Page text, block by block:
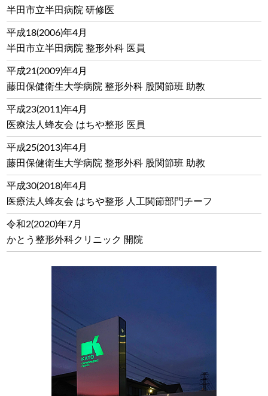
半田市立半田病院 研修医
平成18(2006)年4月
半田市立半田病院 整形外科 医員
平成21(2009)年4月
藤田保健衛生大学病院 整形外科 股関節班 助教
平成23(2011)年4月
医療法人蜂友会 はちや整形 医員
平成25(2013)年4月
藤田保健衛生大学病院 整形外科 股関節班 助教
平成30(2018)年4月
医療法人蜂友会 はちや整形 人工関節部門チーフ
令和2(2020)年7月
かとう整形外科クリニック 開院